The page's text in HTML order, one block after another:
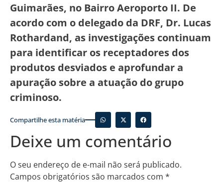
Guimarães, no Bairro Aeroporto II. De
acordo com o delegado da DRF, Dr. Lucas
Rothardand, as investigações continuam
para identificar os receptadores dos
produtos desviados e aprofundar a
apuração sobre a atuação do grupo
criminoso.
Compartilhe esta matéria
Deixe um comentário
O seu endereço de e-mail não será publicado.
Campos obrigatórios são marcados com *